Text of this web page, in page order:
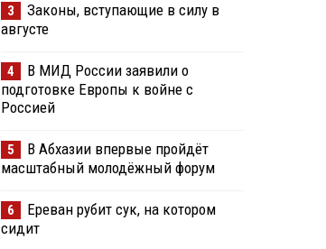
3
Законы, вступающие в силу в
августе
4
В МИД России заявили о
подготовке Европы к войне с
Россией
5
В Абхазии впервые пройдёт
масштабный молодёжный форум
6
Ереван рубит сук, на котором
сидит